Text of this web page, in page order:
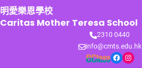
跳
至
主
明愛樂恩學校
Caritas Mother Teresa School
2310 0440
info@cmts.edu.hk
Facebook Instagram